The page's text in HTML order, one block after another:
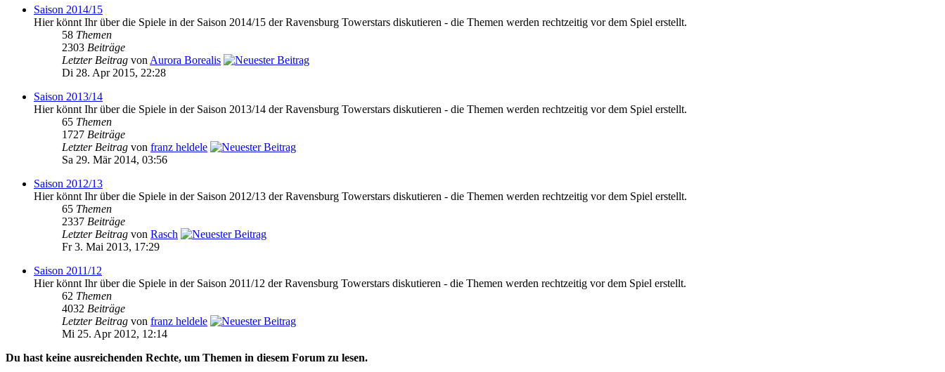
Saison 2014/15
Hier könnt Ihr über die Spiele in der Saison 2014/15 der Ravensburg Towerstars diskutieren - die Themen werden rechtzeitig vor dem Spiel erstellt.
58 Themen
2303 Beiträge
Letzter Beitrag von Aurora Borealis
Di 28. Apr 2015, 22:28
Saison 2013/14
Hier könnt Ihr über die Spiele in der Saison 2013/14 der Ravensburg Towerstars diskutieren - die Themen werden rechtzeitig vor dem Spiel erstellt.
65 Themen
1727 Beiträge
Letzter Beitrag von franz heldele
Sa 29. Mär 2014, 03:56
Saison 2012/13
Hier könnt Ihr über die Spiele in der Saison 2012/13 der Ravensburg Towerstars diskutieren - die Themen werden rechtzeitig vor dem Spiel erstellt.
65 Themen
2337 Beiträge
Letzter Beitrag von Rasch
Fr 3. Mai 2013, 17:29
Saison 2011/12
Hier könnt Ihr über die Spiele in der Saison 2011/12 der Ravensburg Towerstars diskutieren - die Themen werden rechtzeitig vor dem Spiel erstellt.
62 Themen
4032 Beiträge
Letzter Beitrag von franz heldele
Mi 25. Apr 2012, 12:14
Du hast keine ausreichenden Rechte, um Themen in diesem Forum zu lesen.